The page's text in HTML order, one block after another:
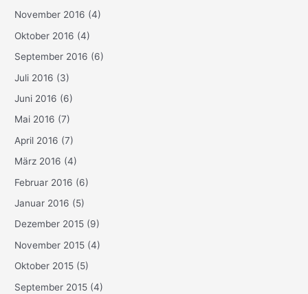
November 2016 (4)
Oktober 2016 (4)
September 2016 (6)
Juli 2016 (3)
Juni 2016 (6)
Mai 2016 (7)
April 2016 (7)
März 2016 (4)
Februar 2016 (6)
Januar 2016 (5)
Dezember 2015 (9)
November 2015 (4)
Oktober 2015 (5)
September 2015 (4)